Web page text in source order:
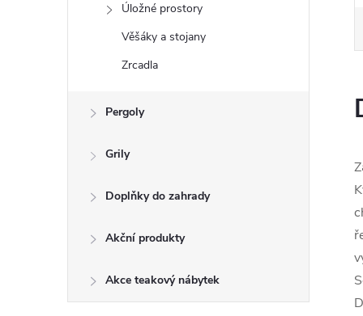
Úložné prostory
Věšáky a stojany
Zrcadla
Pergoly
Grily
Doplňky do zahrady
Akční produkty
Akce teakový nábytek